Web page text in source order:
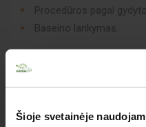
Šioje svetainėje
Procedūros pagal
Baseino lankymas.
Baltarusijos viza (35